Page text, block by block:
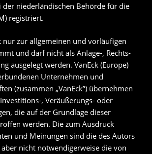
der niederländischen Behörde für die
registriert.
nur zur allgemeinen und vorläufigen
und darf nicht als Anlage-, Rechts-
ausgelegt werden. VanEck (Europe)
Unternehmen und
(zusammen „VanEck”) übernehmen
, Veräußerungs- oder
die auf der Grundlage dieser
werden. Die zum Ausdruck
und Meinungen sind die des Autors
nicht notwendigerweise die von